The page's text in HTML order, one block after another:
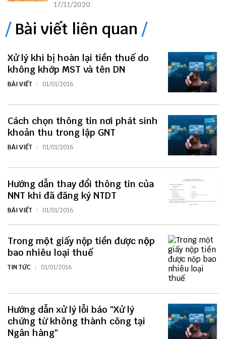
17/11/2020
Bài viết liên quan
Xử lý khi bị hoàn lại tiền thuế do
không khớp MST và tên DN
BÀI VIẾT 01/01/2016
Cách chọn thông tin nơi phát sinh
khoản thu trong lập GNT
BÀI VIẾT 01/01/2016
Hướng dẫn thay đổi thông tin của
NNT khi đã đăng ký NTDT
BÀI VIẾT 01/01/2016
Trong một giấy nộp tiền được nộp
bao nhiêu loại thuế
TIN TỨC 01/01/2016
Hướng dẫn xử lý lỗi báo "Xử lý
chứng từ không thành công tại
Ngân hàng"